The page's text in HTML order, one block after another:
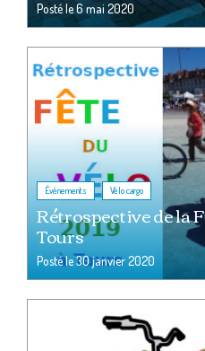
Posté le6 mai 2020
Événements , Vélo cargo
Rétrospective de la
Tours
Posté le30 janvier 2020